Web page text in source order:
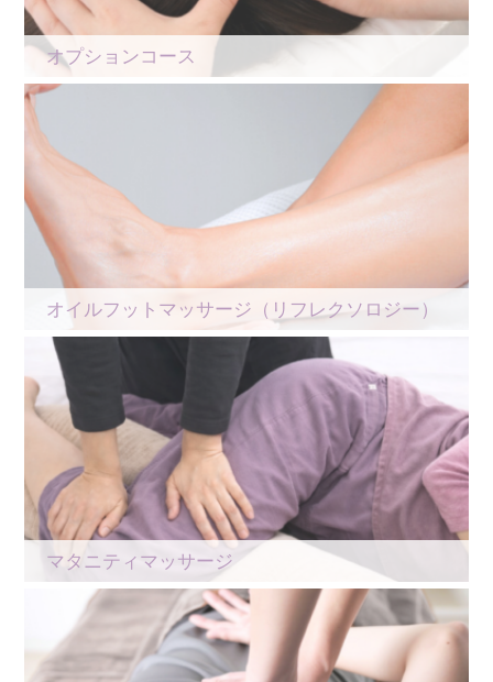
オプションコース
オイルフットマッサージ（リフレクソロジー）
マタニティマッサージ